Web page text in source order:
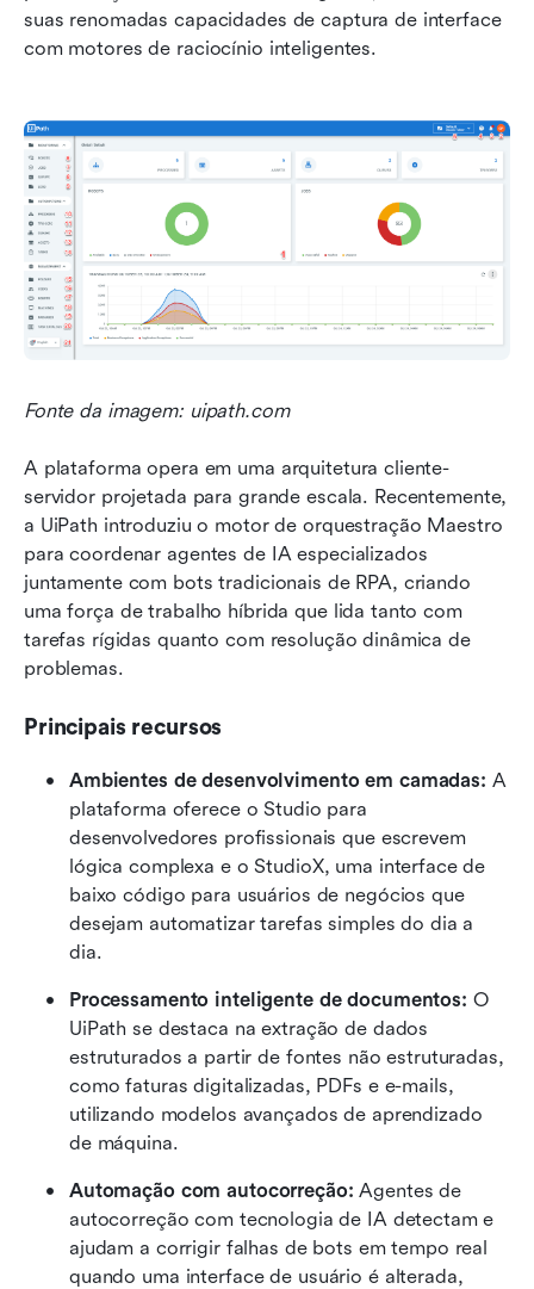
suas renomadas capacidades de captura de interface
com motores de raciocínio inteligentes.
Fonte da imagem: uipath.com
A plataforma opera em uma arquitetura cliente-
servidor projetada para grande escala. Recentemente,
a UiPath introduziu o motor de orquestração Maestro
para coordenar agentes de IA especializados
juntamente com bots tradicionais de RPA, criando
uma força de trabalho híbrida que lida tanto com
tarefas rígidas quanto com resolução dinâmica de
problemas.
Principais recursos
Ambientes de desenvolvimento em camadas: A
plataforma oferece o Studio para
desenvolvedores profissionais que escrevem
lógica complexa e o StudioX, uma interface de
baixo código para usuários de negócios que
desejam automatizar tarefas simples do dia a
dia.
Processamento inteligente de documentos: O
UiPath se destaca na extração de dados
estruturados a partir de fontes não estruturadas,
como faturas digitalizadas, PDFs e e-mails,
utilizando modelos avançados de aprendizado
de máquina.
Automação com autocorreção: Agentes de
autocorreção com tecnologia de IA detectam e
ajudam a corrigir falhas de bots em tempo real
quando uma interface de usuário é alterada,